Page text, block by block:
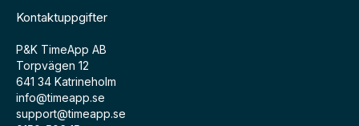
Kontaktuppgifter
P&K TimeApp AB
Torpvägen 12
641 34 Katrineholm
info@timeapp.se
support@timeapp.se